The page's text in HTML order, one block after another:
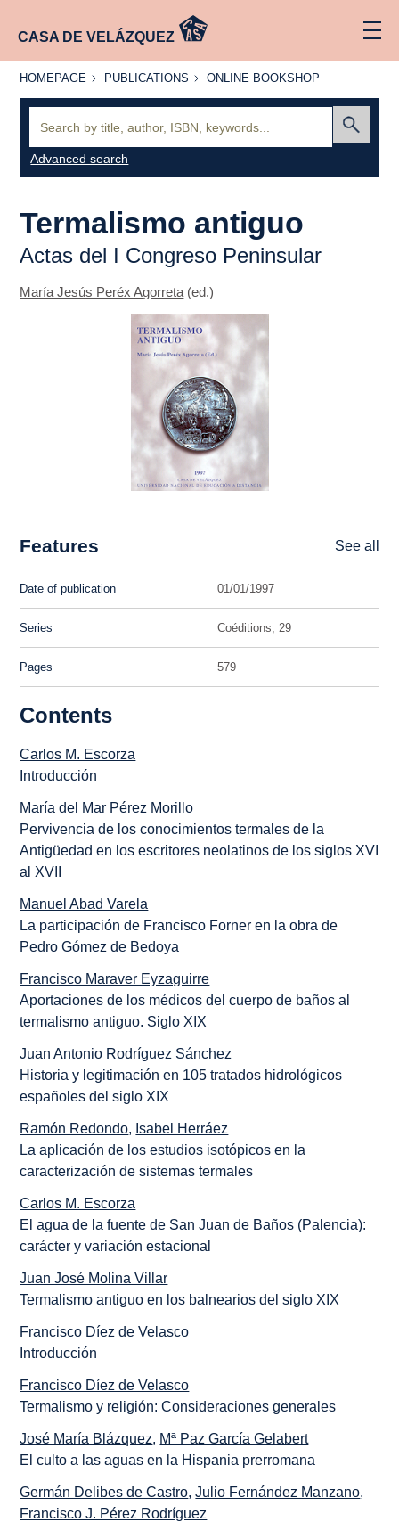
CASA DE VELÁZQUEZ
HOMEPAGE
HOMEPAGE PUBLICATIONS
PUBLICATIONS
ONLINE
ONLINE BOOKSHOP
Advanced search
Termalismo antiguo
Actas del I Congreso Peninsular
María Jesús Peréx Agorreta (ed.)
Features See all
Date of publication 01/01/1997
Series Coéditions, 29
Pages 579
Contents
Carlos M. Escorza
Introducción
María del Mar Pérez Morillo
Pervivencia de los conocimientos termales de la
Antigüedad en los escritores neolatinos de los siglos XVI
al XVII
Manuel Abad Varela
La participación de Francisco Forner en la obra de
Pedro Gómez de Bedoya
Francisco Maraver Eyzaguirre
Aportaciones de los médicos del cuerpo de baños al
termalismo antiguo. Siglo XIX
Juan Antonio Rodríguez Sánchez
Historia y legitimación en 105 tratados hidrológicos
españoles del siglo XIX
Ramón Redondo, Isabel Herráez
La aplicación de los estudios isotópicos en la
caracterización de sistemas termales
Carlos M. Escorza
El agua de la fuente de San Juan de Baños (Palencia):
carácter y variación estacional
Juan José Molina Villar
Termalismo antiguo en los balnearios del siglo XIX
Francisco Díez de Velasco
Introducción
Francisco Díez de Velasco
Termalismo y religión: Consideraciones generales
José María Blázquez, Mª Paz García Gelabert
El culto a las aguas en la Hispania prerromana
Germán Delibes de Castro,Julio Fernández Manzano,
Francisco J. Pérez Rodríguez